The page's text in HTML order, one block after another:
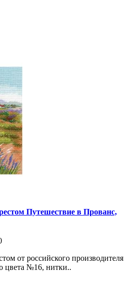
Путешествие в Прованс,
от российского производителя
цвета №16, нитки..